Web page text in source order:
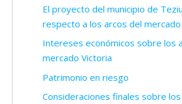
El proyecto del municipio de
respecto a los arcos del
Intereses económicos sobre los
mercado Victoria
Patrimonio en riesgo
Consideraciones finales sobre